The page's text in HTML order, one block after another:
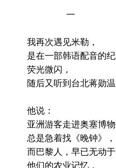
一
我再次遇见米勒，
是在一部韩语配音的纪
荧光微闪，
随后又听到台北蒋勋温
他说：
亚洲游客走进奥塞博物
总是急着找《晚钟》，
而巴黎人，早已无动
他们的农业记忆，